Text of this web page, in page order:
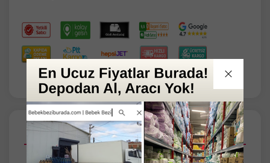
Açıklamalar
Taksit Seçenekleri